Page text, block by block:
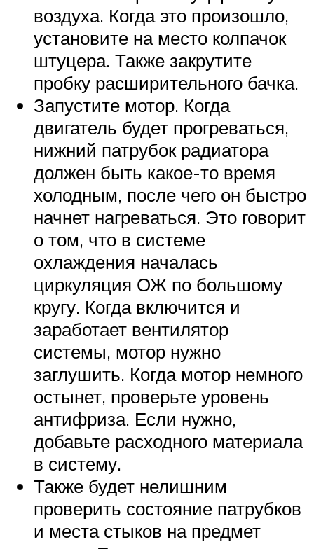
воздуха. Когда это произошло,
установите на место колпачок
штуцера. Также закрутите
пробку расширительного бачка.
Запустите мотор. Когда
двигатель будет прогреваться,
нижний патрубок радиатора
должен быть какое-то время
холодным, после чего он быстро
начнет нагреваться. Это говорит
о том, что в системе
охлаждения началась
циркуляция ОЖ по большому
кругу. Когда включится и
заработает вентилятор
системы, мотор нужно
заглушить. Когда мотор немного
остынет, проверьте уровень
антифриза. Если нужно,
добавьте расходного материала
в систему.
Также будет нелишним
проверить состояние патрубков
и места стыков на предмет